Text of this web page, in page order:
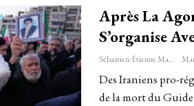
Après La
S’organise
Sébastien-Étienne Marechal
Des Iraniens pro-
de la mort du Guide